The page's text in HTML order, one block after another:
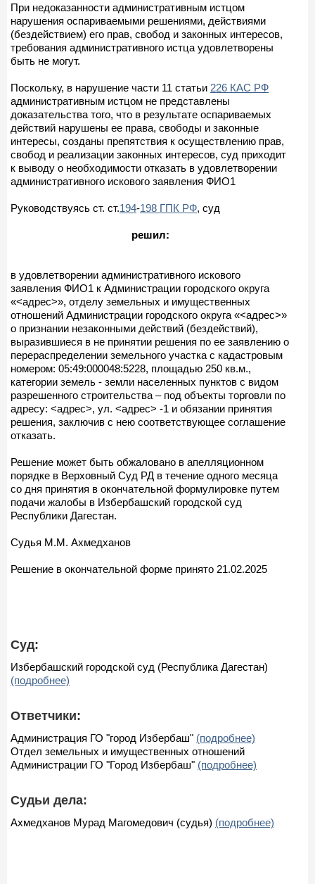
При недоказанности административным истцом
нарушения оспариваемыми решениями, действиями
(бездействием) его прав, свобод и законных интересов,
требования административного истца удовлетворены
быть не могут.
Поскольку, в нарушение части 11 статьи 226 КАС РФ
административным истцом не представлены
доказательства того, что в результате оспариваемых
действий нарушены ее права, свободы и законные
интересы, созданы препятствия к осуществлению прав,
свобод и реализации законных интересов, суд приходит
к выводу о необходимости отказать в удовлетворении
административного искового заявления ФИО1
Руководствуясь ст. ст.194-198 ГПК РФ, суд
решил:
в удовлетворении административного искового
заявления ФИО1 к Администрации городского округа
«<адрес>», отделу земельных и имущественных
отношений Администрации городского округа «<адрес>»
о признании незаконными действий (бездействий),
выразившиеся в не принятии решения по ее заявлению о
перераспределении земельного участка с кадастровым
номером: 05:49:000048:5228, площадью 250 кв.м.,
категории земель - земли населенных пунктов с видом
разрешенного строительства – под объекты торговли по
адресу: <адрес>, ул. <адрес> -1 и обязании принятия
решения, заключив с нею соответствующее соглашение
отказать.
Решение может быть обжаловано в апелляционном
порядке в Верховный Суд РД в течение одного месяца
со дня принятия в окончательной формулировке путем
подачи жалобы в Избербашский городской суд
Республики Дагестан.
Судья М.М. Ахмедханов
Решение в окончательной форме принято 21.02.2025
Суд:
Избербашский городской суд (Республика Дагестан)
(подробнее)
Ответчики:
Администрация ГО "город Избербаш" (подробнее)
Отдел земельных и имущественных отношений
Администрации ГО "Город Избербаш" (подробнее)
Судьи дела:
Ахмедханов Мурад Магомедович (судья) (подробнее)